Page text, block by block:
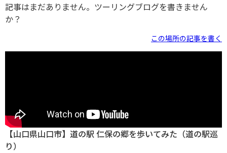
記事はまだありません。ツーリングブログを書きません
か？
この場所の記事を書く
【山口県山口市】道の駅 仁保の郷を歩いてみた（道の駅巡
り）